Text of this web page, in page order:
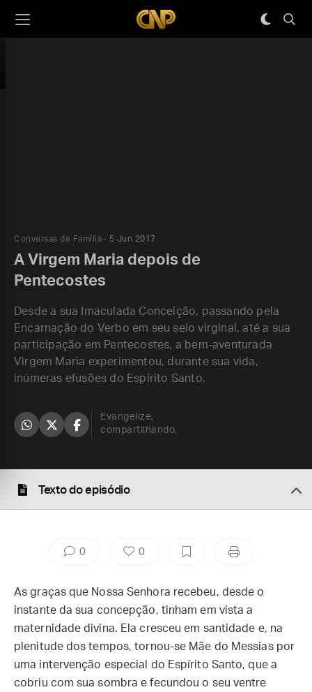
Conversas de Família 5 Jun 2017
A Virgem Maria depois de
Pentecostes
Desde a sua Imaculada Conceição, passando pela
Encarnação do Verbo em seu seio virginal, até a sua
participação em Pentecostes, a bem-aventurada
Virgem Maria experimentou, durante sua vida,
inúmeras efusões do Espírito Santo.
Evangelize,
compartilhando.
Texto do episódio
0 0
As graças que Nossa Senhora recebeu, desde o
instante da sua concepção, tinham em vista a
maternidade divina. Ela cresceu em santidade e, na
plenitude dos tempos, tornou-se Mãe do Messias por
uma intervenção especial do Espírito Santo, que a
cobriu com sua sombra e fecundou o seu ventre